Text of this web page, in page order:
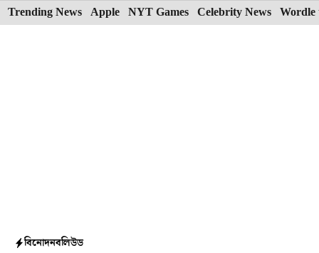
Skip
to
Trending News Apple NYT Games Celebrity News Wordle
বিনোদনবলিউড